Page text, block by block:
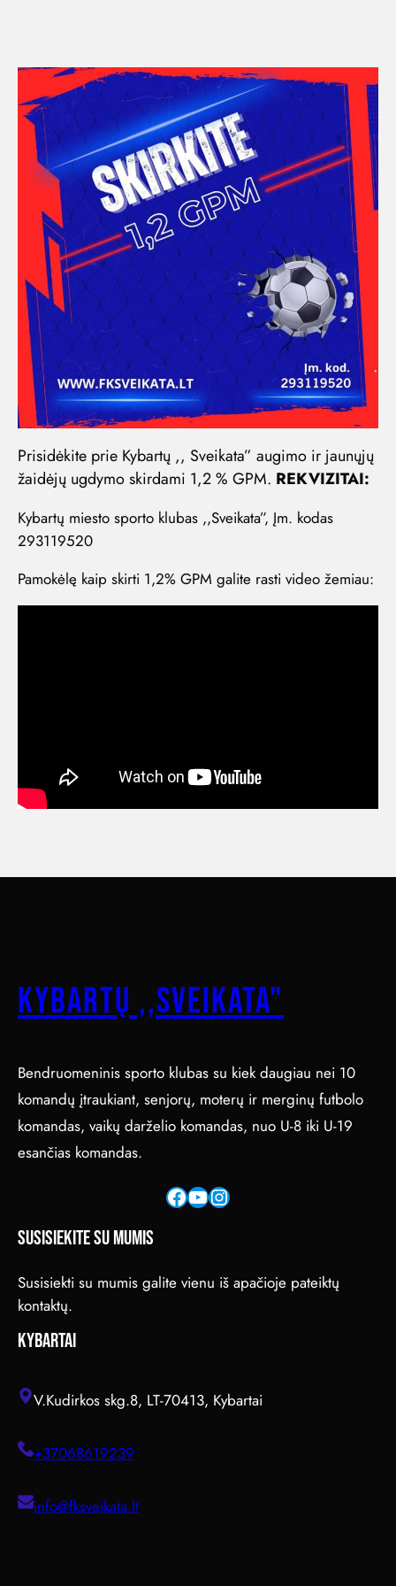
Prisidėkite prie Kybartų ,, Sveikata” augimo ir jaunųjų
žaidėjų ugdymo skirdami 1,2 % GPM. REKVIZITAI:
Kybartų miesto sporto klubas ,,Sveikata”, Įm. kodas
293119520
Pamokėlę kaip skirti 1,2% GPM galite rasti video žemiau:
Kybartų ,,Sveikata"
Bendruomeninis sporto klubas su kiek daugiau nei 10
komandų įtraukiant, senjorų, moterų ir merginų futbolo
komandas, vaikų darželio komandas, nuo U-8 iki U-19
esančias komandas.
Facebook YouTube Instagram
SUSISIEKITE SU MUMIS
Susisiekti su mumis galite vienu iš apačioje pateiktų
kontaktų.
KYBARTAI
V.Kudirkos skg.8, LT-70413, Kybartai
+37068619239
info@fksveikata.lt